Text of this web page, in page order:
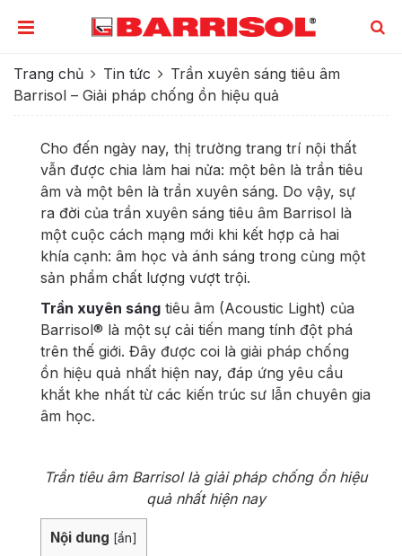
Trang chủ Tin tức
Trần xuyên sáng tiêu âm
Barrisol – Giải pháp chống ồn hiệu quả
Cho đến ngày nay, thị trường trang trí nội thất
vẫn được chia làm hai nửa: một bên là trần tiêu
âm và một bên là trần xuyên sáng. Do vậy, sự
ra đời của trần xuyên sáng tiêu âm Barrisol là
một cuộc cách mạng mới khi kết hợp cả hai
khía cạnh: âm học và ánh sáng trong cùng một
sản phẩm chất lượng vượt trội.
Trần xuyên sáng tiêu âm (Acoustic Light) của
Barrisol® là một sự cải tiến mang tính đột phá
trên thế giới. Đây được coi là giải pháp chống
ồn hiệu quả nhất hiện nay, đáp ứng yêu cầu
khắt khe nhất từ các kiến trúc sư lẫn chuyên gia
âm học.
Trần tiêu âm Barrisol là giải pháp chống ồn hiệu
quả nhất hiện nay
Nội dung [ẩn]